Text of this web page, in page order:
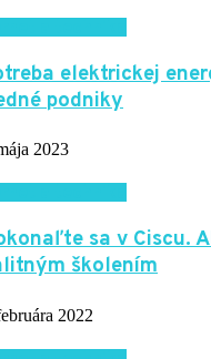
elektrickej
podniky
2023
sa v Ciscu.
školením
2022